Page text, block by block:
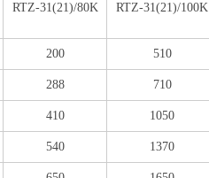
RTZ-31(21)/80K RTZ-31(21)/100K
200 510
288 710
410 1050
540 1370